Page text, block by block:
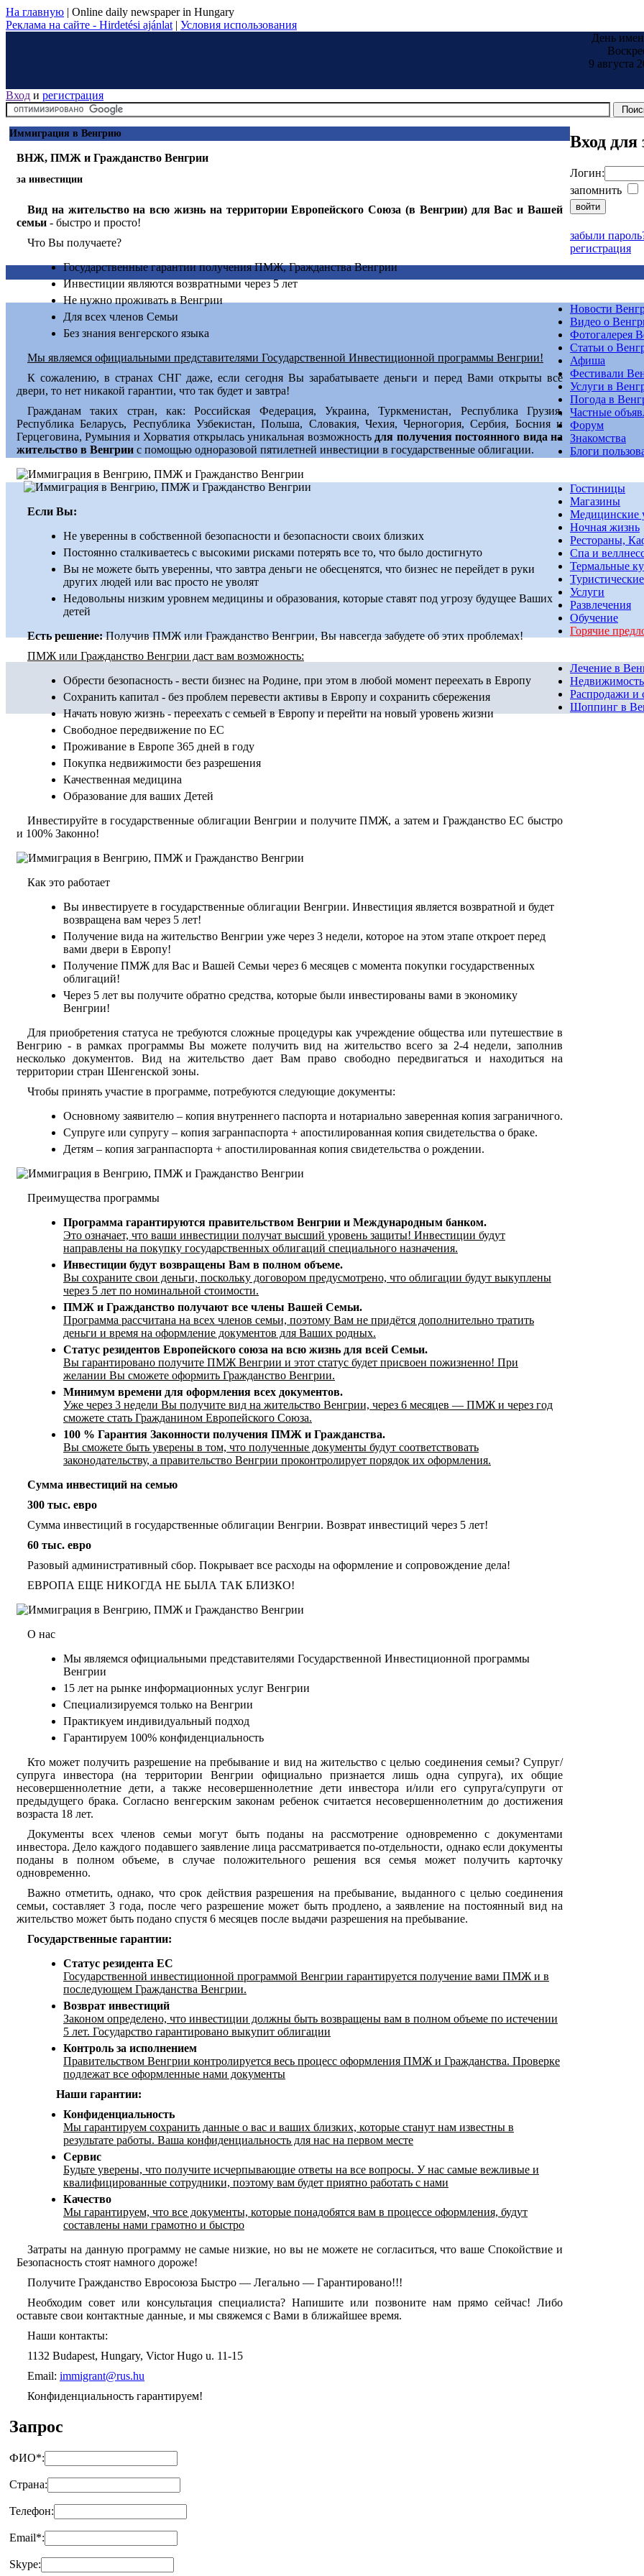
На главную | Online daily newspaper in Hungary
Реклама на сайте - Hirdetési ajánlat | Условия использования
День
9 августа
Вход и регистрация
Иммиграция в Венгрию
ВНЖ, ПМЖ и Гражданство Венгрии
за инвестиции
Вид на жительство на всю жизнь на территории Европейского Союза (в Венгрии) для Вас и Вашей
семьи - быстро и просто!
Что Вы получаете?
Государственные гарантии получения ПМЖ, Гражданства Венгрии
Инвестиции являются возвратными через 5 лет
Не нужно проживать в Венгрии
Для всех членов Семьи
Без знания венгерского языка
Мы являемся официальными представителями Государственной Инвестиционной программы Венгрии!
К сожалению, в странах СНГ даже, если сегодня Вы зарабатываете деньги и перед Вами открыты все
двери, то нет никакой гарантии, что так будет и завтра!
Гражданам таких стран, как: Российская Федерация, Украина, Туркменистан, Республика Грузия,
Республика Беларусь, Республика Узбекистан, Польша, Словакия, Чехия, Черногория, Сербия, Босния и
Герцеговина, Румыния и Хорватия открылась уникальная возможность для получения постоянного вида на
жительство в Венгрии с помощью одноразовой пятилетней инвестиции в государственные облигации.
Если Вы:
Не уверенны в собственной безопасности и безопасности своих близких
Постоянно сталкиваетесь с высокими рисками потерять все то, что было достигнуто
Вы не можете быть уверенны, что завтра деньги не обесценятся, что бизнес не перейдет в руки
других людей или вас просто не уволят
Недовольны низким уровнем медицины и образования, которые ставят под угрозу будущее Ваших
детей
Есть решение:Получив ПМЖ или Гражданство Венгрии, Вы навсегда забудете об этих проблемах!
ПМЖ или Гражданство Венгрии даст вам возможность:
Обрести безопасность - вести бизнес на Родине, при этом в любой момент переехать в Европу
Сохранить капитал - без проблем перевести активы в Европу и сохранить сбережения
Начать новую жизнь - переехать с семьей в Европу и перейти на новый уровень жизни
Свободное передвижение по ЕС
Проживание в Европе 365 дней в году
Покупка недвижимости без разрешения
Качественная медицина
Образование для ваших Детей
Инвестируйте в государственные облигации Венгрии и получите ПМЖ, а затем и Гражданство ЕС быстро
и 100% Законно!
Как это работает
Вы инвестируете в государственные облигации Венгрии. Инвестиция является возвратной и будет
возвращена вам через 5 лет!
Получение вида на жительство Венгрии уже через 3 недели, которое на этом этапе откроет перед
вами двери в Европу!
Получение ПМЖ для Вас и Вашей Семьи через 6 месяцев с момента покупки государственных
облигаций!
Через 5 лет вы получите обратно средства, которые были инвестированы вами в экономику
Венгрии!
Для приобретения статуса не требуются сложные процедуры как учреждение общества или путешествие в
Венгрию - в рамках программы Вы можете получить вид на жительство всего за 2-4 недели, заполнив
несколько документов. Вид на жительство дает Вам право свободно передвигаться и находиться на
территории стран Шенгенской зоны.
Чтобы принять участие в программе, потребуются следующие документы:
Основному заявителю – копия внутреннего паспорта и нотариально заверенная копия заграничного.
Супруге или супругу – копия загранпаспорта + апостилированная копия свидетельства о браке.
Детям – копия загранпаспорта + апостилированная копия свидетельства о рождении.
Преимущества программы
Программа гарантируются правительством Венгрии и Международным банком.
Это означает, что ваши инвестиции получат высший уровень защиты! Инвестиции будут
направлены на покупку государственных облигаций специального назначения.
Инвестиции будут возвращены Вам в полном объеме.
Вы сохраните свои деньги, поскольку договором предусмотрено, что облигации будут выкуплены
через 5 лет по номинальной стоимости.
ПМЖ и Гражданство получают все члены Вашей Семьи.
Программа рассчитана на всех членов семьи, поэтому Вам не придётся дополнительно тратить
деньги и время на оформление документов для Ваших родных.
Статус резидентов Европейского союза на всю жизнь для всей Семьи.
Вы гарантировано получите ПМЖ Венгрии и этот статус будет присвоен пожизненно! При
желании Вы сможете оформить Гражданство Венгрии.
Минимум времени для оформления всех документов.
Уже через 3 недели Вы получите вид на жительство Венгрии, через 6 месяцев — ПМЖ и через год
сможете стать Гражданином Европейского Союза.
100 % Гарантия Законности получения ПМЖ и Гражданства.
Вы сможете быть уверены в том, что полученные документы будут соответствовать
законодательству, а правительство Венгрии проконтролирует порядок их оформления.
Сумма инвестиций на семью
300 тыс. евро
Сумма инвестиций в государственные облигации Венгрии. Возврат инвестиций через 5 лет!
60 тыс. евро
Разовый административный сбор. Покрывает все расходы на оформление и сопровождение дела!
ЕВРОПА ЕЩЕ НИКОГДА НЕ БЫЛА ТАК БЛИЗКО!
О нас
Мы являемся официальными представителями Государственной Инвестиционной программы
Венгрии
15 лет на рынке информационных услуг Венгрии
Специализируемся только на Венгрии
Практикуем индивидуальный подход
Гарантируем 100% конфиденциальность
Кто может получить разрешение на пребывание и вид на жительство с целью соединения семьи? Супруг/
супруга инвестора (на территории Венгрии официально признается лишь одна супруга), их общие
несовершеннолетние дети, а также несовершеннолетние дети инвестора и/или его супруга/супруги от
предыдущего брака. Согласно венгерским законам ребенок считается несовершеннолетним до достижения
возраста 18 лет.
Документы всех членов семьи могут быть поданы на рассмотрение одновременно с документами
инвестора. Дело каждого подавшего заявление лица рассматривается по-отдельности, однако если документы
поданы в полном объеме, в случае положительного решения вся семья может получить карточку
одновременно.
Важно отметить, однако, что срок действия разрешения на пребывание, выданного с целью соединения
семьи, составляет 3 года, после чего разрешение может быть продлено, а заявление на постоянный вид на
жительство может быть подано спустя 6 месяцев после выдачи разрешения на пребывание.
Государственные гарантии:
Статус резидента ЕС
Государственной инвестиционной программой Венгрии гарантируется получение вами ПМЖ и в
последующем Гражданства Венгрии.
Возврат инвестиций
Законом определено, что инвестиции должны быть возвращены вам в полном объеме по истечении
5 лет. Государство гарантировано выкупит облигации
Контроль за исполнением
Правительством Венгрии контролируется весь процесс оформления ПМЖ и Гражданства. Проверке
подлежат все оформленные нами документы
Наши гарантии:
Конфиденциальность
Мы гарантируем сохранить данные о вас и ваших близких, которые станут нам известны в
результате работы. Ваша конфиденциальность для нас на первом месте
Сервис
Будьте уверены, что получите исчерпывающие ответы на все вопросы. У нас самые вежливые и
квалифицированные сотрудники, поэтому вам будет приятно работать с нами
Качество
Мы гарантируем, что все документы, которые понадобятся вам в процессе оформления, будут
составлены нами грамотно и быстро
Затраты на данную программу не самые низкие, но вы не можете не согласиться, что ваше Спокойствие и
Безопасность стоят намного дороже!
Получите Гражданство Евросоюза Быстро — Легально — Гарантировано!!!
Необходим совет или консультация специалиста? Напишите или позвоните нам прямо сейчас! Либо
оставьте свои контактные данные, и мы свяжемся с Вами в ближайшее время.
Наши контакты:
1132 Budapest, Hungary, Victor Hugo u. 11-15
Email: immigrant@rus.hu
Конфиденциальность гарантируем!
Запрос
ФИО*:
Страна:
Телефон:
Email*:
Skype:
Вход для
Логин:
запомнить
забыли
регистрация
Новости
Видео о
Фотогалерея
Статьи о
Афиша
Фестивали
Услуги в
Погода в
Частные
Форум
Знакомства
Блоги
Гостиницы
Магазины
Медицинские
Ночная жизнь
Рестораны,
Спа и
Термальные
Услуги
Развлечения
Обучение
Горячие
Лечение в
Распродажи и
Шоппинг в